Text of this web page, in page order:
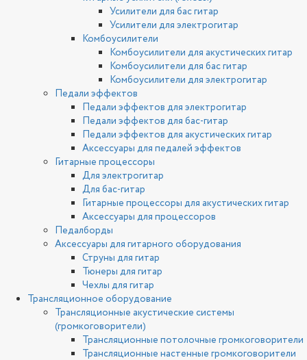
Усилители для бас гитар
Усилители для электрогитар
Комбоусилители
Комбоусилители для акустических гитар
Комбоусилители для бас гитар
Комбоусилители для электрогитар
Педали эффектов
Педали эффектов для электрогитар
Педали эффектов для бас-гитар
Педали эффектов для акустических гитар
Аксессуары для педалей эффектов
Гитарные процессоры
Для электрогитар
Для бас-гитар
Гитарные процессоры для акустических гитар
Аксессуары для процессоров
Педалборды
Аксессуары для гитарного оборудования
Струны для гитар
Тюнеры для гитар
Чехлы для гитар
Трансляционное оборудование
Трансляционные акустические системы
(громкоговорители)
Трансляционные потолочные громкоговорители
Трансляционные настенные громкоговорители